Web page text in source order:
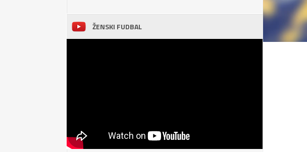
ŽENSKI FUDBAL